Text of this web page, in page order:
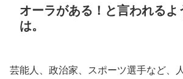
オーラがある！と言われるよ
は。
芸能人、政治家、スポーツ選手など、